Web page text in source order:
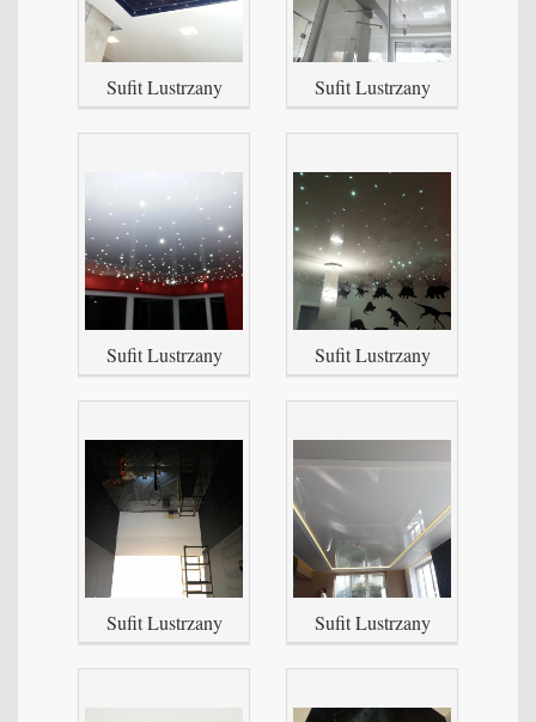
Sufit Lustrzany Sufit Lustrzany
Sufit Lustrzany Sufit Lustrzany
Sufit Lustrzany Sufit Lustrzany